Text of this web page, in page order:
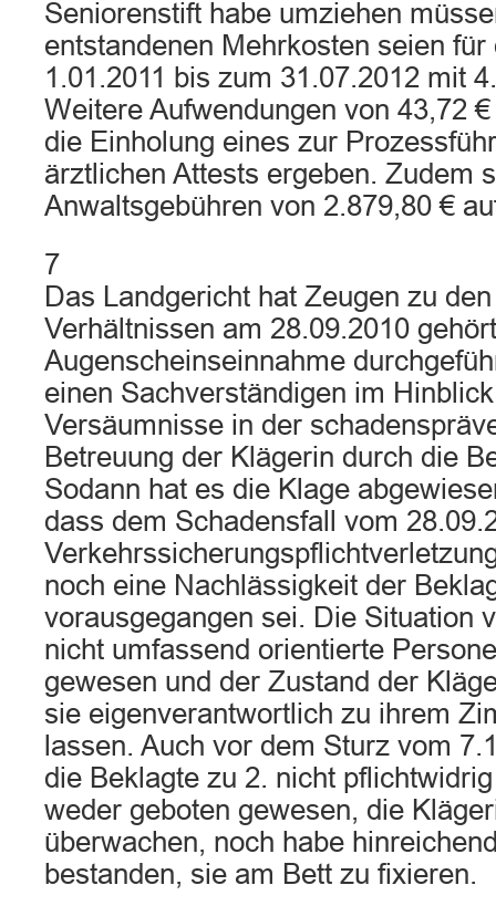
Seniorenstift habe umziehen
entstandenen Mehrkosten seien
1.01.2011 bis zum 31.07.2012 mit
Weitere Aufwendungen von 43,72
die Einholung eines zur
ärztlichen Attests ergeben. Zudem
Anwaltsgebühren von 2.879,80 €
7
Das Landgericht hat Zeugen zu
Verhältnissen am 28.09.2010
Augenscheinseinnahme
einen Sachverständigen im
Versäumnisse in der
Betreuung der Klägerin durch die
Sodann hat es die Klage
dass dem Schadensfall vom
noch eine Nachlässigkeit der
vorausgegangen sei. Die Situation
nicht umfassend orientierte
gewesen und der Zustand der
sie eigenverantwortlich zu ihrem
lassen. Auch vor dem Sturz vom
die Beklagte zu 2. nicht
weder geboten gewesen, die
überwachen, noch habe
bestanden, sie am Bett zu fixieren.